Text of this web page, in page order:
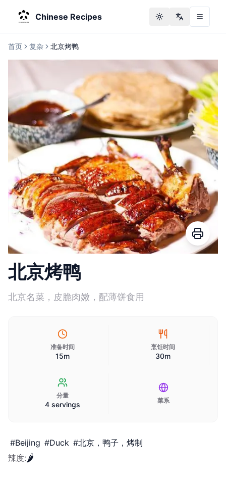
Chinese Recipes Toggle theme
Change
首页 复杂 北京烤鸭
北京烤鸭
北京名菜，皮脆肉嫩，配薄饼食用
准备时间
15m
烹饪时间
30m
分量
4 servings 菜系
#Beijing #Duck #北京，鸭子，烤制
辣度:🌶️